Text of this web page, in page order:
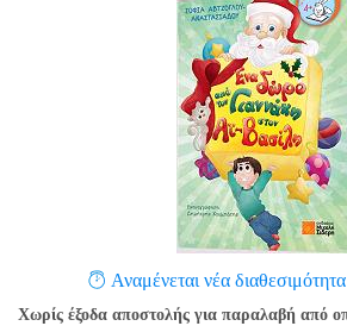
Αναμένεται νέα
Χωρίς έξοδα αποστολής για παραλαβή από